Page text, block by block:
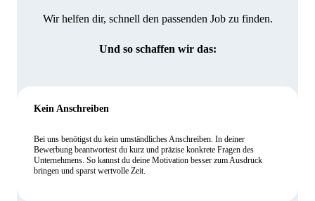
Wir helfen dir, schnell den passenden Job zu finden.
Und so schaffen wir das:
Kein Anschreiben
Bei uns benötigst du kein umständliches Anschreiben. In deiner
Bewerbung beantwortest du kurz und präzise konkrete Fragen des
Unternehmens. So kannst du deine Motivation besser zum Ausdruck
bringen und sparst wertvolle Zeit.